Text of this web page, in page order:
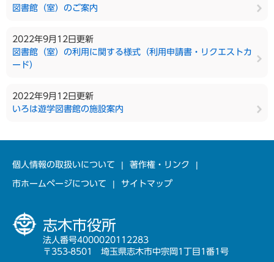
図書館（室）のご案内
2022年9月12日更新
図書館（室）の利用に関する様式（利用申請書・リクエストカ
ード）
2022年9月12日更新
いろは遊学図書館の施設案内
個人情報の取扱いについて 著作権・リンク
市ホームページについて サイトマップ
志木市役所
法人番号4000020112283
〒353-8501 埼玉県志木市中宗岡1丁目1番1号